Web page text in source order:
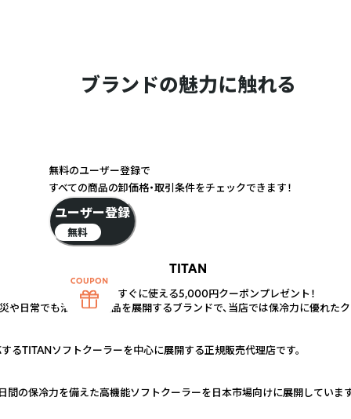
ブランドの魅力に触れる
TITAN
や日常でも活躍する製品を展開するブランドで、当店では保冷力に優れた
るTITANソフトクーラーを中心に展開する正規販売代理店です。
の保冷力を備えた高機能ソフトクーラーを日本市場向けに展開していま
無料のユーザー登録で
すべての商品の卸価格・取引条件をチェックできます！
ユーザー登録
無料
すぐに使える5,000円クーポンプレゼント！